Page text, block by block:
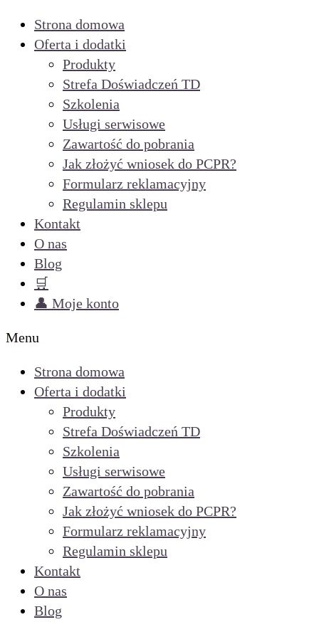
Strona domowa
Oferta i dodatki
Produkty
Strefa Doświadczeń TD
Szkolenia
Usługi serwisowe
Zawartość do pobrania
Jak złożyć wniosek do PCPR?
Formularz reklamacyjny
Regulamin sklepu
Kontakt
O nas
Blog
🛒
👤 Moje konto
Menu
Strona domowa
Oferta i dodatki
Produkty
Strefa Doświadczeń TD
Szkolenia
Usługi serwisowe
Zawartość do pobrania
Jak złożyć wniosek do PCPR?
Formularz reklamacyjny
Regulamin sklepu
Kontakt
O nas
Blog